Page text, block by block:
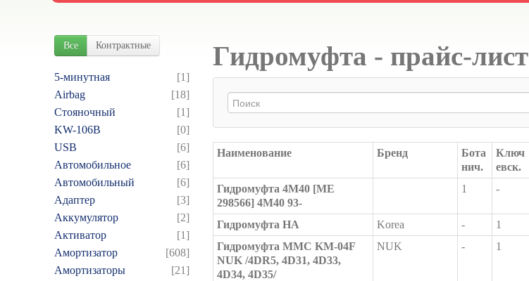
Все Контрактные
5-минутная
[1]
Airbag
[18]
Cтояночный
[1]
KW-106B
[0]
USB
[6]
Автомобильное
[6]
Автомобильный
[6]
Адаптер
[3]
Аккумулятор
[2]
Активатор
[1]
Амортизатор
[608]
Амортизаторы
[21]
Гидромуфта - прайс-лист
Наименование Бренд
Бота
нич.
Ключ
евск.
Гидромуфта 4M40 [ME
298566] 4M40 93-
1 -
Гидромуфта HA Korea - 1
Гидромуфта MMC KM-04F
NUK /4DR5, 4D31, 4D33,
4D34, 4D35/
NUK - 1